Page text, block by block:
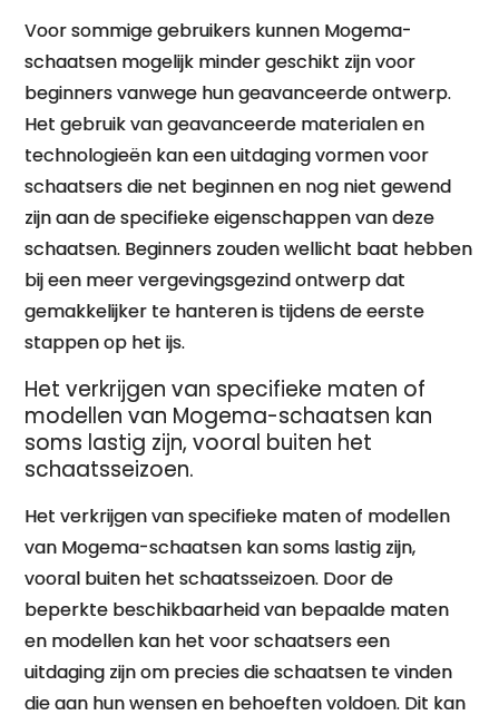
Voor sommige gebruikers kunnen Mogema-
schaatsen mogelijk minder geschikt zijn voor
beginners vanwege hun geavanceerde ontwerp.
Het gebruik van geavanceerde materialen en
technologieën kan een uitdaging vormen voor
schaatsers die net beginnen en nog niet gewend
zijn aan de specifieke eigenschappen van deze
schaatsen. Beginners zouden wellicht baat hebben
bij een meer vergevingsgezind ontwerp dat
gemakkelijker te hanteren is tijdens de eerste
stappen op het ijs.
Het verkrijgen van specifieke maten of
modellen van Mogema-schaatsen kan
soms lastig zijn, vooral buiten het
schaatsseizoen.
Het verkrijgen van specifieke maten of modellen
van Mogema-schaatsen kan soms lastig zijn,
vooral buiten het schaatsseizoen. Door de
beperkte beschikbaarheid van bepaalde maten
en modellen kan het voor schaatsers een
uitdaging zijn om precies die schaatsen te vinden
die aan hun wensen en behoeften voldoen. Dit kan